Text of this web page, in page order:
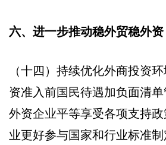
六、进一步推动稳外贸稳外资
（十四）持续优化外商投资
资准入前国民待遇加负面清
外资企业平等享受各项支持
业更好参与国家和行业标准